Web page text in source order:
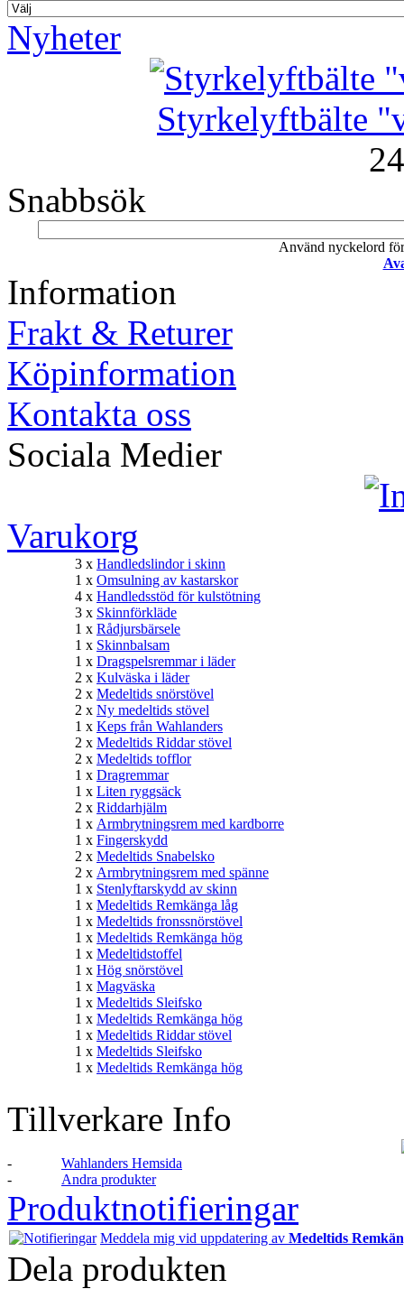
Nyheter
Styrkelyftbälte
Snabbsök
Använd nyckelord
Information
Frakt & Returer
Köpinformation
Kontakta oss
Sociala Medier
Varukorg
3 x Handledslindor i skinn
1 x Omsulning av kastarskor
4 x Handledsstöd för kulstötning
3 x Skinnförkläde
1 x Rådjursbärsele
1 x Skinnbalsam
1 x Dragspelsremmar i läder
2 x Kulväska i läder
2 x Medeltids snörstövel
2 x Ny medeltids stövel
1 x Keps från Wahlanders
2 x Medeltids Riddar stövel
2 x Medeltids tofflor
1 x Dragremmar
1 x Liten ryggsäck
2 x Riddarhjälm
1 x Armbrytningsrem med kardborre
1 x Fingerskydd
2 x Medeltids Snabelsko
2 x Armbrytningsrem med spänne
1 x Stenlyftarskydd av skinn
1 x Medeltids Remkänga låg
1 x Medeltids fronssnörstövel
1 x Medeltids Remkänga hög
1 x Medeltidstoffel
1 x Hög snörstövel
1 x Magväska
1 x Medeltids Sleifsko
1 x Medeltids Remkänga hög
1 x Medeltids Riddar stövel
1 x Medeltids Sleifsko
1 x Medeltids Remkänga hög
Tillverkare Info
-
Wahlanders Hemsida
-
Andra produkter
Produktnotifieringar
Meddela mig vid uppdatering av Medeltids
Dela produkten